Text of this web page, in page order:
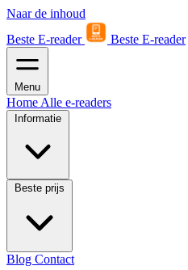
Naar de inhoud
Beste E-reader
Beste E-reader
Menu
Home Alle e-readers
Informatie
Beste prijs
Blog Contact